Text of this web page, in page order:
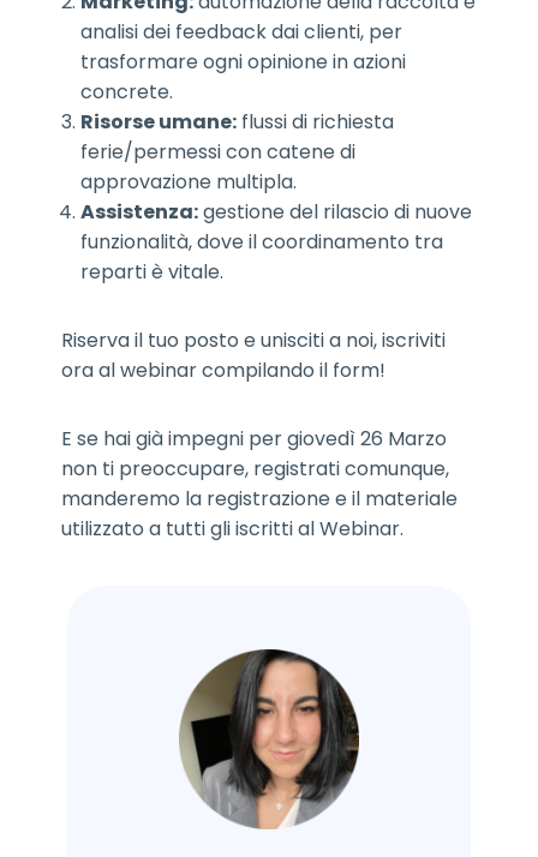
analisi dei feedback dai clienti, per
trasformare ogni opinione in azioni
concrete.
Risorse umane: flussi di richiesta
ferie/permessi con catene di
approvazione multipla.
Assistenza:gestione del rilascio di nuove
funzionalità, dove il coordinamento tra
reparti è vitale.
Riserva il tuo posto e unisciti a noi, iscriviti
ora al webinar compilando il form!
E se hai già impegni per giovedì 26 Marzo
non ti preoccupare, registrati comunque,
manderemo la registrazione e il materiale
utilizzato a tutti gli iscritti al Webinar.